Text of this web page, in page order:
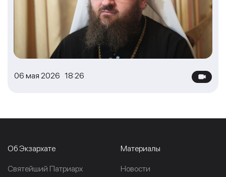
06 мая 2026 18:26
Об Экзархате
Cвятейший Патриарх
Материалы
Новости